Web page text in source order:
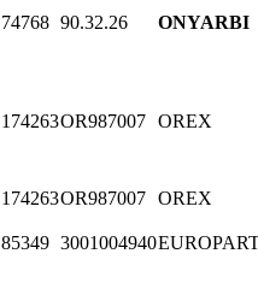
74768 90.32.26 ONYARBI
174263OR987007 OREX
174263OR987007 OREX
85349 3001004940